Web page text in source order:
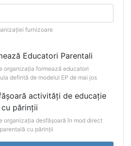
furnizoare
Educatori Parentali
organizația formează educatori
defintă de modelul EP de mai jos
activități de educație
părinții
organizația desfășoară în mod direct
cu părinții